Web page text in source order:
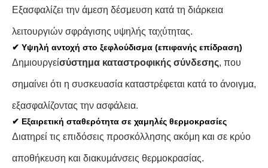
Εξασφαλίζει την άμεση δέσμευση κατά τη διάρκεια
λειτουργιών σφράγισης υψηλής ταχύτητας.
✔ Υψηλή αντοχή στο ξεφλούδισμα (επιφανής επίδραση)
Δημιουργείσύστημα καταστροφικής σύνδεσης, που
σημαίνει ότι η συσκευασία καταστρέφεται κατά το άνοιγμα,
εξασφαλίζοντας την ασφάλεια.
✔ Εξαιρετική σταθερότητα σε χαμηλές θερμοκρασίες
Διατηρεί τις επιδόσεις προσκόλλησης ακόμη και σε κρύο
αποθήκευση και διακυμάνσεις θερμοκρασίας.